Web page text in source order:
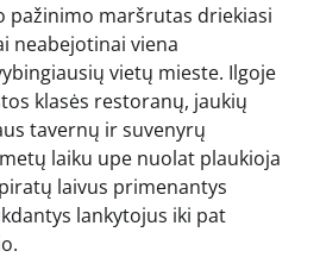
pažinimo maršrutas driekiasi
neabejotinai viena
vietų mieste. Ilgoje
klasės restoranų, jaukių
tavernų ir suvenyrų
laiku upe nuolat plaukioja
laivus primenantys
lankytojus iki pat